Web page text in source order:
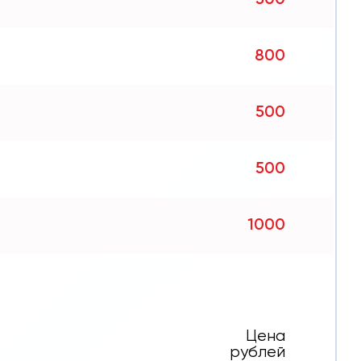
800
500
500
1000
Цена
рублей